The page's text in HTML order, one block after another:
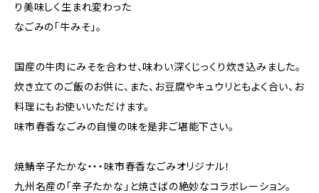
り美味しく生まれ変わった
なごみの「牛みそ」。
国産の牛肉にみそを合わせ、味わい深くじっくり炊き込みました。
炊き立てのご飯のお供に、また、お豆腐やキュウリともよく合い、お
料理にもお使いいただけます。
味市春香なごみの自慢の味を是非ご堪能下さい。
焼鯖辛子たかな・・・味市春香なごみオリジナル！
九州名産の「辛子たかな」と焼さばの絶妙なコラボレーション。